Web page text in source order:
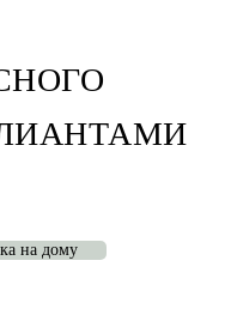
на дому